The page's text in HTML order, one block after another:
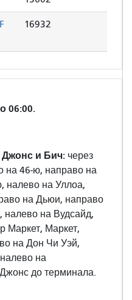
16932
06:00.
и Бич: через
на 46-ю, направо на
налево на Уллоа,
на Дьюи, направо
налево на Вудсайд,
Маркет, Маркет,
на Дон Чи Уэй,
на
до терминала.